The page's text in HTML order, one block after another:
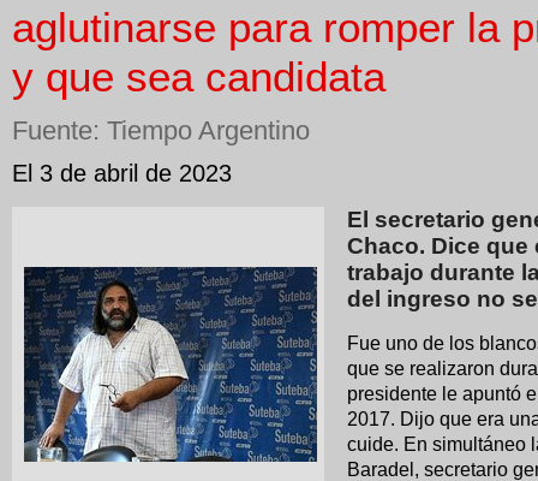
aglutinarse para romper la
y que sea candidata
Fuente: Tiempo Argentino
El 3 de abril de 2023
El secretario
Chaco. Dice
trabajo durante
del ingreso no
Fue uno de los
que se realizaron
presidente le apuntó
2017. Dijo que era
cuide. En simultáneo
Baradel, secretario